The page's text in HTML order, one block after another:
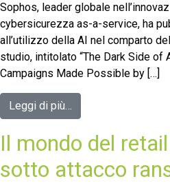
Sophos, leader globale
cybersicurezza as-a-service, ha
all’utilizzo della AI nel comparto
studio, intitolato “The Dark Side of
Campaigns Made Possible by […]
Leggi di più…
Il mondo del
sotto attacco